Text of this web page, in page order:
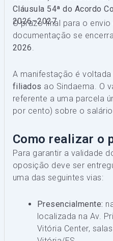
Cláusula 54ª do Acordo
2026–2027.
O prazo final para o
documentação se
2026.
A manifestação é
filiados ao Sindaema. O
referente a uma parcela
por cento) sobre o
Como realizar o
Para garantir a validade
oposição deve ser
uma das seguintes vias:
Presencialmente:
localizada na Av.
Vitória Center,